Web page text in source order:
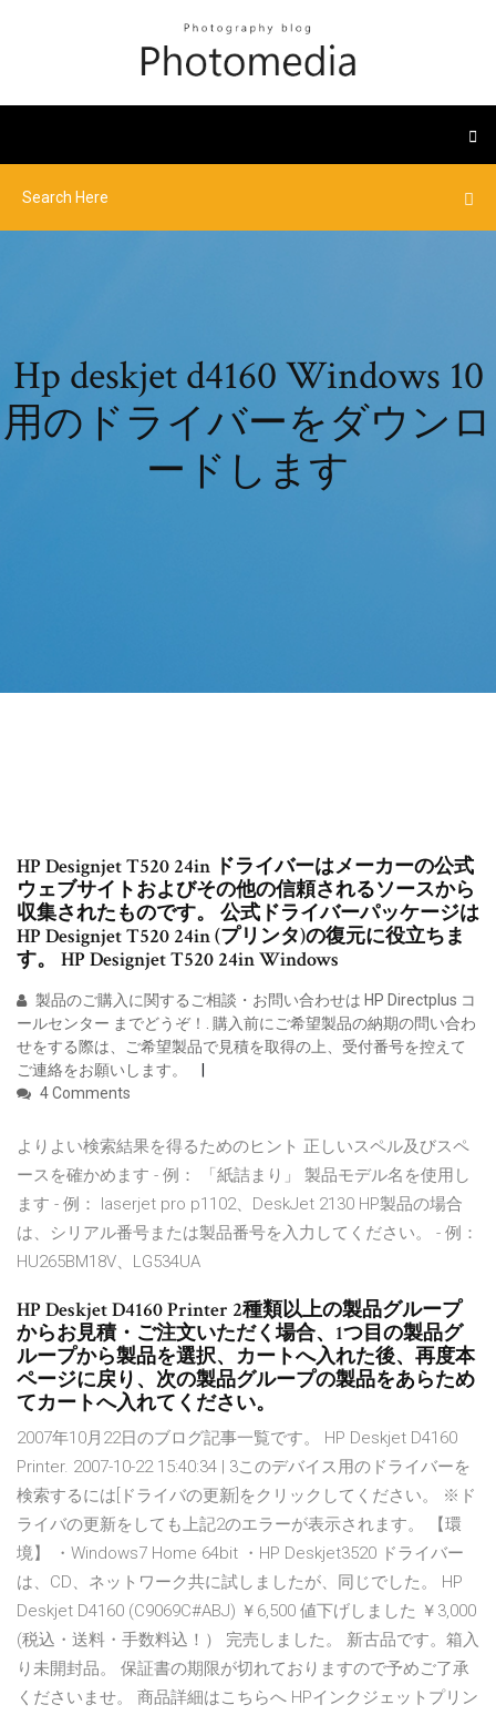
Hp deskjet d4160 Windows 10
用のドライバーをダウンロ
ードします
HP Designjet T520 24in ドライバーはメーカーの公式
ウェブサイトおよびその他の信頼されるソースから
収集されたものです。 公式ドライバーパッケージは
HP Designjet T520 24in (プリンタ)の復元に役立ちま
す。 HP Designjet T520 24in Windows
製品のご購入に関するご相談・お問い合わせは HP Directplus コ
ールセンター までどうぞ！. 購入前にご希望製品の納期の問い合わ
せをする際は、ご希望製品で見積を取得の上、受付番号を控えて
ご連絡をお願いします。
4 Comments
よりよい検索結果を得るためのヒント 正しいスペル及びスペ
ースを確かめます - 例： 「紙詰まり」 製品モデル名を使用し
ます - 例： laserjet pro p1102、DeskJet 2130 HP製品の場合
は、シリアル番号または製品番号を入力してください。 - 例：
HU265BM18V、LG534UA
HP Deskjet D4160 Printer 2種類以上の製品グループ
からお見積・ご注文いただく場合、1つ目の製品グ
ループから製品を選択、カートへ入れた後、再度本
ページに戻り、次の製品グループの製品をあらため
てカートへ入れてください。
2007年10月22日のブログ記事一覧です。 HP Deskjet D4160
Printer. 2007-10-22 15:40:34 | 3このデバイス用のドライバーを
検索するには[ドライバの更新]をクリックしてください。 ※ド
ライバの更新をしても上記2のエラーが表示されます。 【環
境】 ・Windows7 Home 64bit ・HP Deskjet3520 ドライバー
は、CD、ネットワーク共に試しましたが、同じでした。 HP
Deskjet D4160 (C9069C#ABJ) ￥6,500 値下げしました ￥3,000
(税込・送料・手数料込！） 完売しました。 新古品です。箱入
り未開封品。 保証書の期限が切れておりますので予めご了承
くださいませ。 商品詳細はこちらへ HPインクジェットプリン